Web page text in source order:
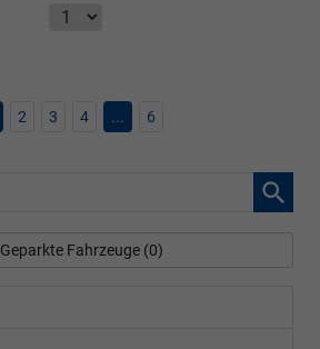
2 3 4 ... 6
Geparkte Fahrzeuge (0)